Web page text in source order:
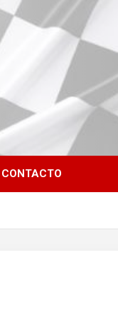
CONTACTO